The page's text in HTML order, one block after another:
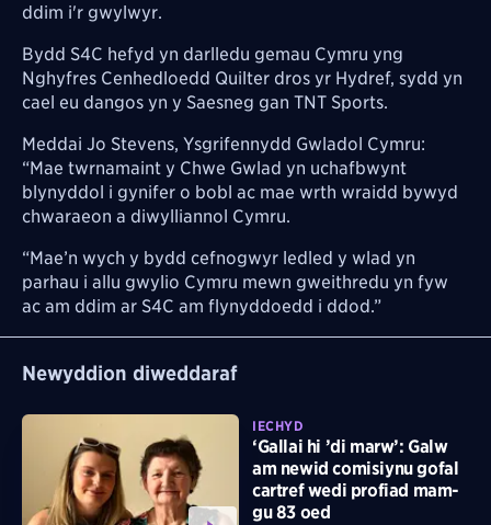
ddim i'r gwylwyr.
Bydd S4C hefyd yn darlledu gemau Cymru yng
Nghyfres Cenhedloedd Quilter dros yr Hydref, sydd yn
cael eu dangos yn y Saesneg gan TNT Sports.
Meddai Jo Stevens, Ysgrifennydd Gwladol Cymru:
“Mae twrnamaint y Chwe Gwlad yn uchafbwynt
blynyddol i gynifer o bobl ac mae wrth wraidd bywyd
chwaraeon a diwylliannol Cymru.
“Mae’n wych y bydd cefnogwyr ledled y wlad yn
parhau i allu gwylio Cymru mewn gweithredu yn fyw
ac am ddim ar S4C am flynyddoedd i ddod.”
Newyddion diweddaraf
IECHYD
‘Gallai hi ’di marw’: Galw
am newid comisiynu gofal
cartref wedi profiad mam-
gu 83 oed